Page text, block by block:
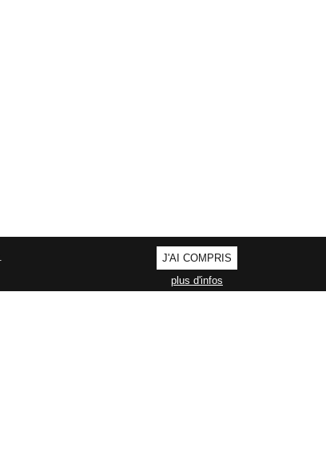
J'AI COMPRIS
plus d'infos